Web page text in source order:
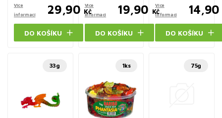
Více
informací
29,90 Kč
DO KOŠÍKU
Více
informací
19,90 Kč
DO KOŠÍKU
Více
informací
14,90
DO KOŠÍKU
33g 1ks 75g